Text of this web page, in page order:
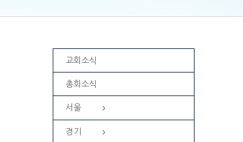
교회소식
총회소식
서울
경기